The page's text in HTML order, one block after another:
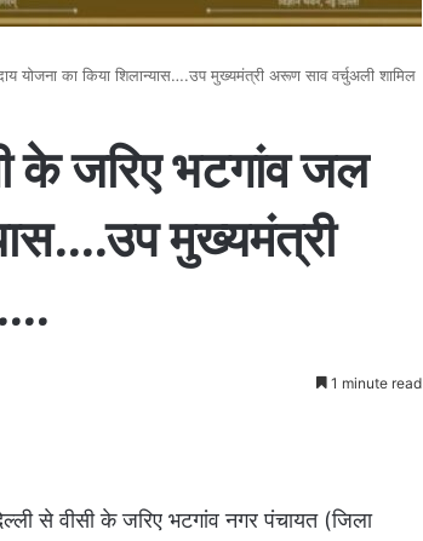
योजना का किया शिलान्यास….उप मुख्यमंत्री अरूण साव वर्चुअली शामिल
के जरिए भटगांव जल
मुख्यमंत्री
1 minute read
से वीसी के जरिए भटगांव नगर पंचायत (जिला